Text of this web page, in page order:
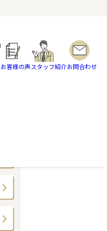
お客様の声スタッフ紹介お問合わせ